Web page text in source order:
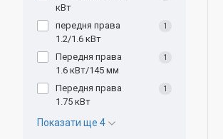
кВт
передня права
1.2/1.6 кВт
1
Передня права
1.6 кВт/145 мм
1
Передня права
1.75 кВт
1
Показати ще 4